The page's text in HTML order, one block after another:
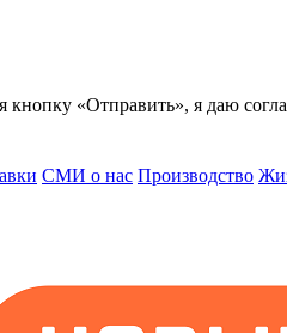
кнопку «Отправить», я даю
СМИ о нас Производство